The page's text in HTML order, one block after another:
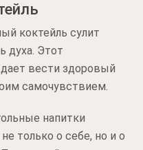
коктейль сулит
духа. Этот
вести здоровый
самочувствием.
напитки
только о себе, но и о